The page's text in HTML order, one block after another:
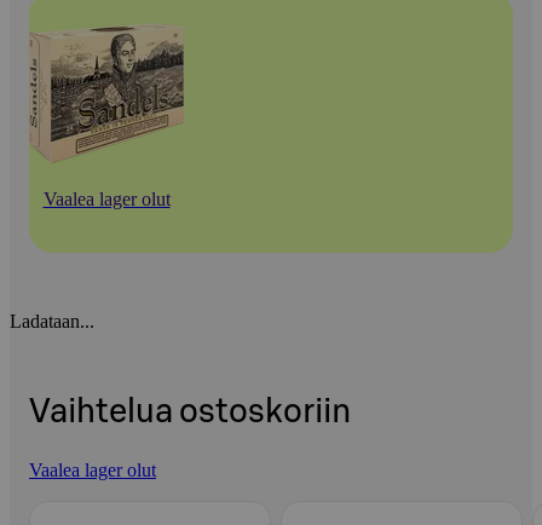
Vaalea lager olut
Ladataan...
Vaihtelua ostoskoriin
Vaalea lager olut